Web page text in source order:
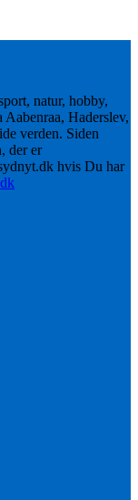
natur, hobby,
Aabenraa, Haderslev,
verden. Siden
der er
hvis Du har